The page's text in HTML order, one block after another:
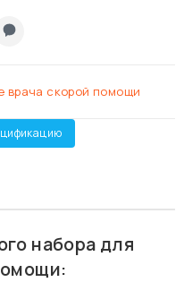
врача скорой помощи
набора для